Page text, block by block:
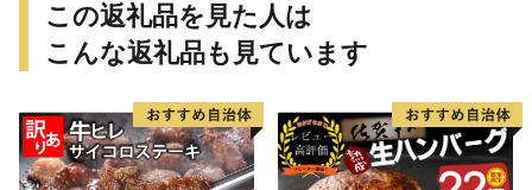
この返礼品を見た人は
こんな返礼品も見ています